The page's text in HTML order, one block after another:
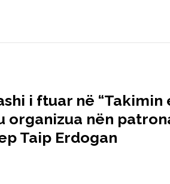
i ftuar në “Takimin
organizua nën
Taip Erdogan